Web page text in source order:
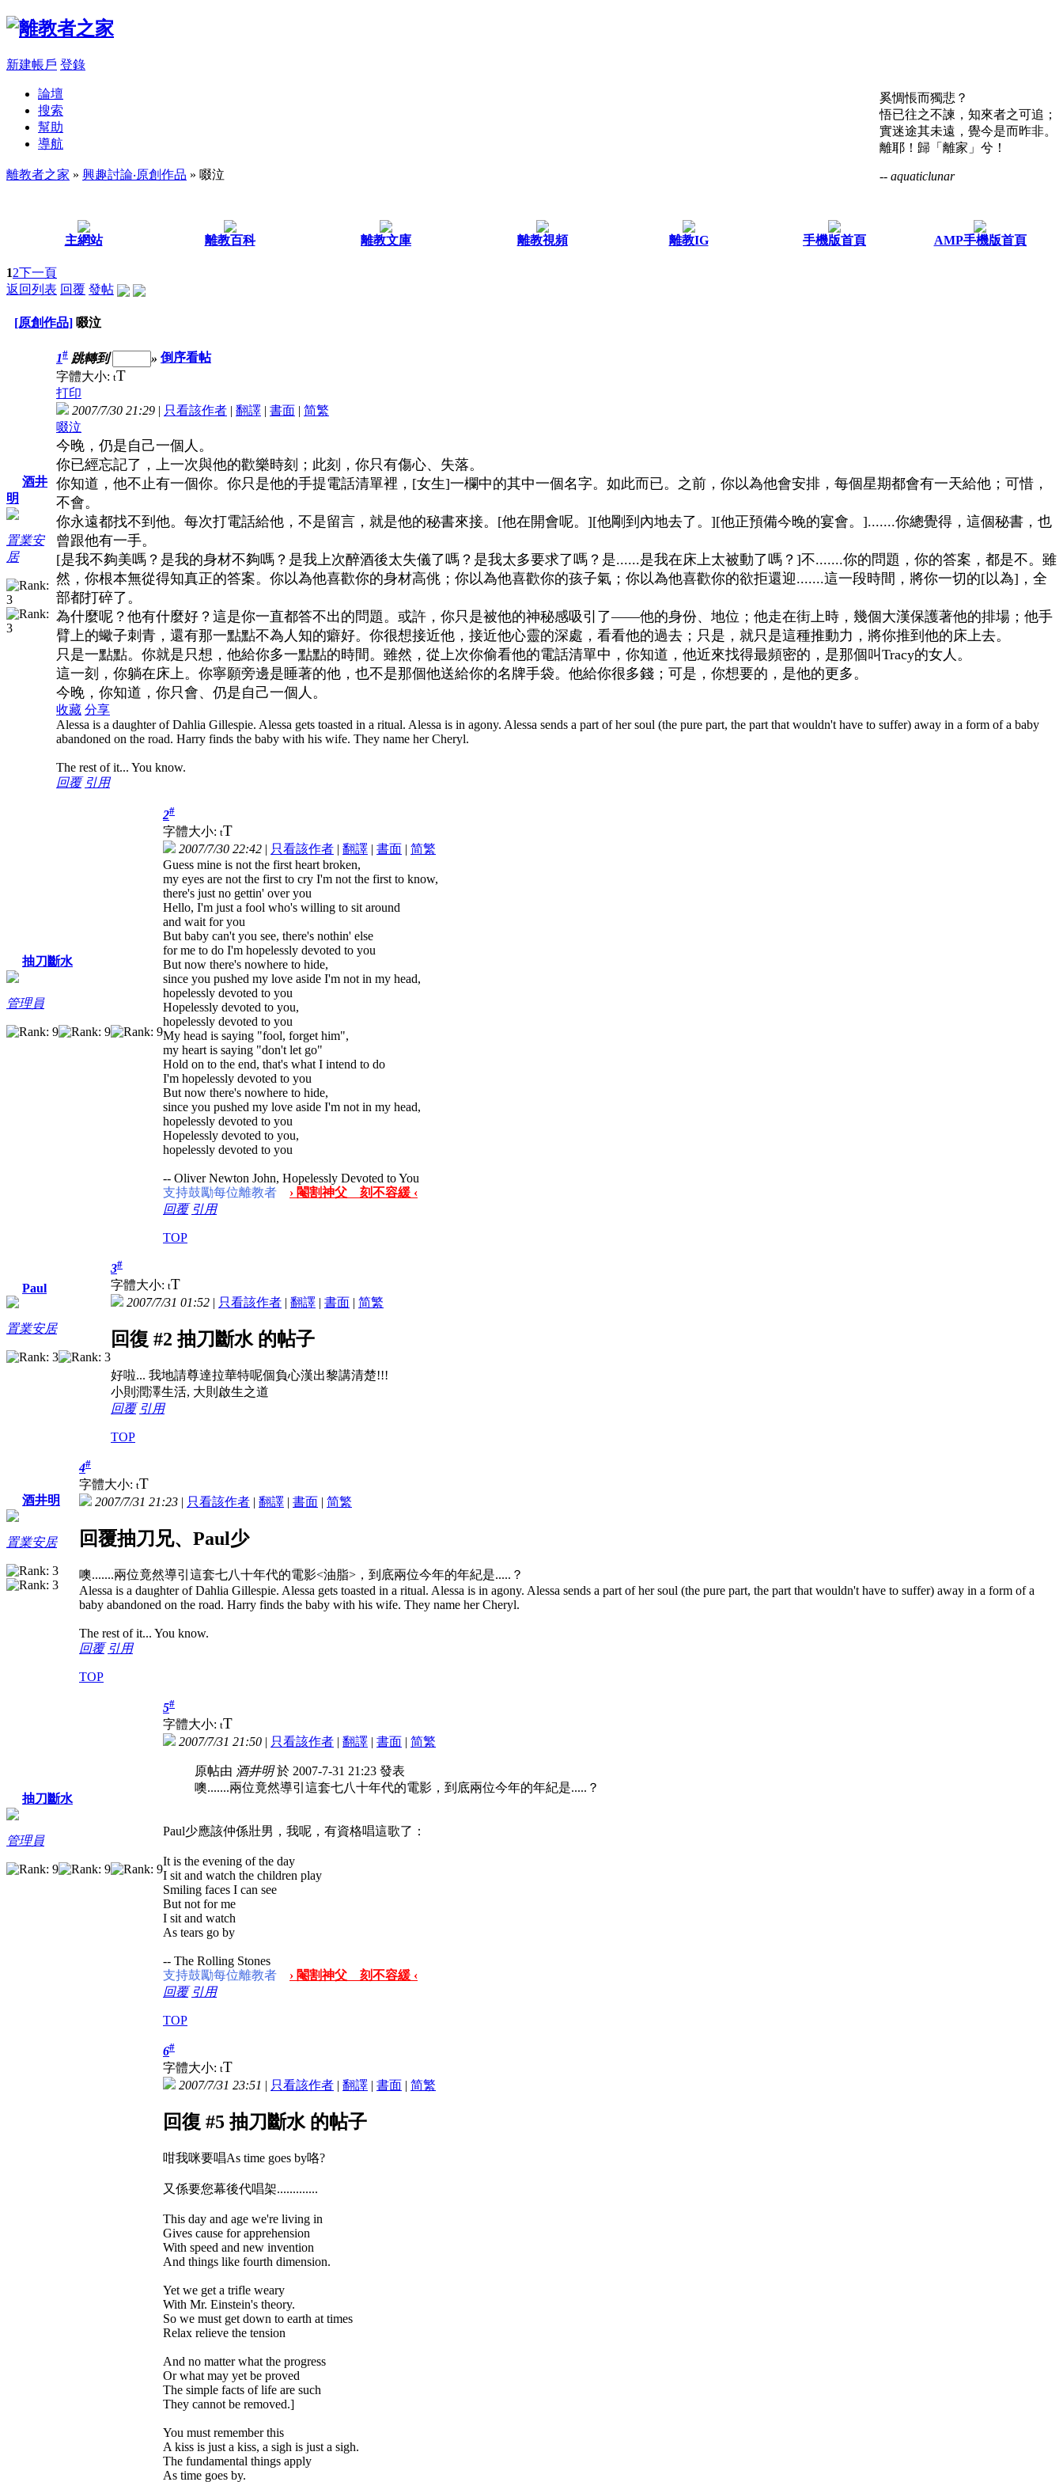
新建帳戶 登錄
奚惆悵而獨悲？
悟已往之不諫，知來者之可追；
實迷途其未遠，覺今是而昨非。
離耶！歸「離家」兮！
-- aquaticlunar
論壇
搜索
幫助
導航
離教者之家 » 興趣討論‧原創作品 » 啜泣
主網站 離教百科 離教文庫 離教視頻 離教IG 手機版首頁 AMP手機版首頁
12下一頁
返回列表 回覆 發帖
[原創作品] 啜泣
酒井
明
置業安
居
1# 跳轉到 » 倒序看帖
字體大小: tT
打印
2007/7/30 21:29 | 只看該作者 | 翻譯 | 書面 | 简繁
啜泣
今晚，仍是自己一個人。
你已經忘記了，上一次與他的歡樂時刻；此刻，你只有傷心、失落。
你知道，他不止有一個你。你只是他的手提電話清單裡，[女生]一欄中的其中一個名字。如此而已。之前，你以為他會安排，每個星期都會有一天給他；可惜，
不會。
你永遠都找不到他。每次打電話給他，不是留言，就是他的秘書來接。[他在開會呢。][他剛到內地去了。][他正預備今晚的宴會。].......你總覺得，這個秘書，也
曾跟他有一手。
[是我不夠美嗎？是我的身材不夠嗎？是我上次醉酒後太失儀了嗎？是我太多要求了嗎？是......是我在床上太被動了嗎？]不.......你的問題，你的答案，都是不。雖
然，你根本無從得知真正的答案。你以為他喜歡你的身材高佻；你以為他喜歡你的孩子氣；你以為他喜歡你的欲拒還迎.......這一段時間，將你一切的[以為]，全
部都打碎了。
為什麼呢？他有什麼好？這是你一直都答不出的問題。或許，你只是被他的神秘感吸引了——他的身份、地位；他走在街上時，幾個大漢保護著他的排場；他手
臂上的蠍子刺青，還有那一點點不為人知的癖好。你很想接近他，接近他心靈的深處，看看他的過去；只是，就只是這種推動力，將你推到他的床上去。
只是一點點。你就是只想，他給你多一點點的時間。雖然，從上次你偷看他的電話清單中，你知道，他近來找得最頻密的，是那個叫Tracy的女人。
這一刻，你躺在床上。你寧願旁邊是睡著的他，也不是那個他送給你的名牌手袋。他給你很多錢；可是，你想要的，是他的更多。
今晚，你知道，你只會、仍是自己一個人。
收藏 分享
Alessa is a daughter of Dahlia Gillespie. Alessa gets toasted in a ritual. Alessa is in agony. Alessa sends a part of her soul (the pure part, the part that wouldn't have to suffer) away in a form of a baby
abandoned on the road. Harry finds the baby with his wife. They name her Cheryl.
The rest of it... You know.
回覆 引用
抽刀斷水
管理員
2#
字體大小: tT
2007/7/30 22:42 | 只看該作者 | 翻譯 | 書面 | 简繁
Guess mine is not the first heart broken,
my eyes are not the first to cry I'm not the first to know,
there's just no gettin' over you
Hello, I'm just a fool who's willing to sit around
and wait for you
But baby can't you see, there's nothin' else
for me to do I'm hopelessly devoted to you
But now there's nowhere to hide,
since you pushed my love aside I'm not in my head,
hopelessly devoted to you
Hopelessly devoted to you,
hopelessly devoted to you
My head is saying "fool, forget him",
my heart is saying "don't let go"
Hold on to the end, that's what I intend to do
I'm hopelessly devoted to you
But now there's nowhere to hide,
since you pushed my love aside I'm not in my head,
hopelessly devoted to you
Hopelessly devoted to you,
hopelessly devoted to you
-- Oliver Newton John, Hopelessly Devoted to You
支持鼓勵每位離教者
› 閹割神父 刻不容緩 ‹
回覆 引用
TOP
Paul
置業安居
3#
字體大小: tT
2007/7/31 01:52 | 只看該作者 | 翻譯 | 書面 | 简繁
回復 #2 抽刀斷水 的帖子
好啦... 我地請尊達拉華特呢個負心漢出黎講清楚!!!
小則潤澤生活, 大則啟生之道
回覆 引用
TOP
酒井明
置業安居
4#
字體大小: tT
2007/7/31 21:23 | 只看該作者 | 翻譯 | 書面 | 简繁
回覆抽刀兄、Paul少
噢.......兩位竟然導引這套七八十年代的電影<油脂>，到底兩位今年的年紀是.....？
Alessa is a daughter of Dahlia Gillespie. Alessa gets toasted in a ritual. Alessa is in agony. Alessa sends a part of her soul (the pure part, the part that wouldn't have to suffer) away in a form of a
baby abandoned on the road. Harry finds the baby with his wife. They name her Cheryl.
The rest of it... You know.
回覆 引用
TOP
抽刀斷水
管理員
5#
字體大小: tT
2007/7/31 21:50 | 只看該作者 | 翻譯 | 書面 | 简繁
原帖由 酒井明於 2007-7-31 21:23 發表
噢.......兩位竟然導引這套七八十年代的電影，到底兩位今年的年紀是.....？
Paul少應該仲係壯男，我呢，有資格唱這歌了：
It is the evening of the day
I sit and watch the children play
Smiling faces I can see
But not for me
I sit and watch
As tears go by
-- The Rolling Stones
支持鼓勵每位離教者
› 閹割神父 刻不容緩 ‹
回覆 引用
TOP
6#
字體大小: tT
2007/7/31 23:51 | 只看該作者 | 翻譯 | 書面 | 简繁
回復 #5 抽刀斷水 的帖子
咁我咪要唱As time goes by咯?
又係要您幕後代唱架.............
This day and age we're living in
Gives cause for apprehension
With speed and new invention
And things like fourth dimension.
Yet we get a trifle weary
With Mr. Einstein's theory.
So we must get down to earth at times
Relax relieve the tension
And no matter what the progress
Or what may yet be proved
The simple facts of life are such
They cannot be removed.]
You must remember this
A kiss is just a kiss, a sigh is just a sigh.
The fundamental things apply
As time goes by.